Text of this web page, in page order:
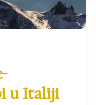
u Italiji